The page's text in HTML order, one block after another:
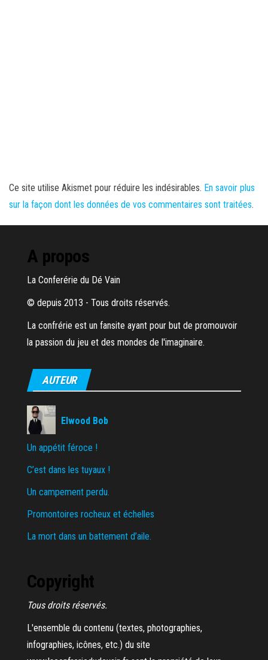
Ce site utilise Akismet pour réduire les indésirables. En savoir plus
sur la façon dont les données de vos commentaires sont traitées.
A propos
La Conferérie du Dé Vain
© depuis 2013 - Tous droits réservés.
La confrérie est un fansite ayant pour but de promouvoir
la passion du jeu et des mondes de l'imaginaire.
AUTEUR
Elwood Bob
Un appétit féroce !
C’est dans les tuyaux !
Un campement perdu.
Promontoires rocheux et échelles
La mort dans un battement d’aile.
Copyright
Tous droits réservés.
L'ensemble du contenu (textes, photographies,
infographies, icônes, etc.) du site